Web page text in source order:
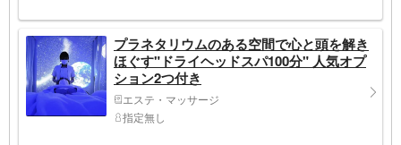
プラネタリウムのある空間で心と頭を解き
ほぐす"ドライヘッドスパ100分" 人気オプ
ション2つ付き
エステ・マッサージ
指定無し